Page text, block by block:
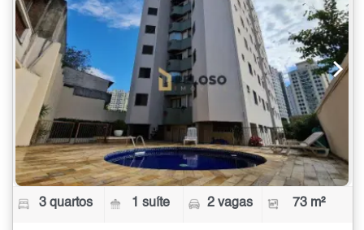
3 quartos 1 suíte 2 vagas 73 m²